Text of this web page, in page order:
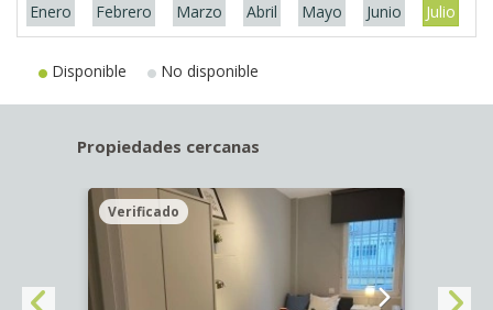
Enero Febrero Marzo Abril Mayo Junio Julio
Disponible No disponible
Propiedades cercanas
Verificado